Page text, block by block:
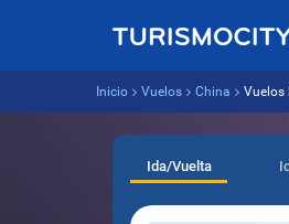
Inicio Vuelos China Vuelos
Ida/Vuelta